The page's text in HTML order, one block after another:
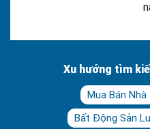
Xu hướng tìm
Mua Bán
Bất Động Sản